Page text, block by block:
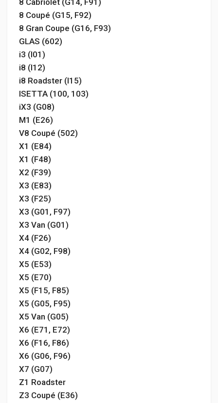
8 Cabriolet (G14, F91)
8 Coupé (G15, F92)
8 Gran Coupe (G16, F93)
GLAS (602)
i3 (I01)
i8 (I12)
i8 Roadster (I15)
ISETTA (100, 103)
iX3 (G08)
M1 (E26)
V8 Coupé (502)
X1 (E84)
X1 (F48)
X2 (F39)
X3 (E83)
X3 (F25)
X3 (G01, F97)
X3 Van (G01)
X4 (F26)
X4 (G02, F98)
X5 (E53)
X5 (E70)
X5 (F15, F85)
X5 (G05, F95)
X5 Van (G05)
X6 (E71, E72)
X6 (F16, F86)
X6 (G06, F96)
X7 (G07)
Z1 Roadster
Z3 Coupé (E36)